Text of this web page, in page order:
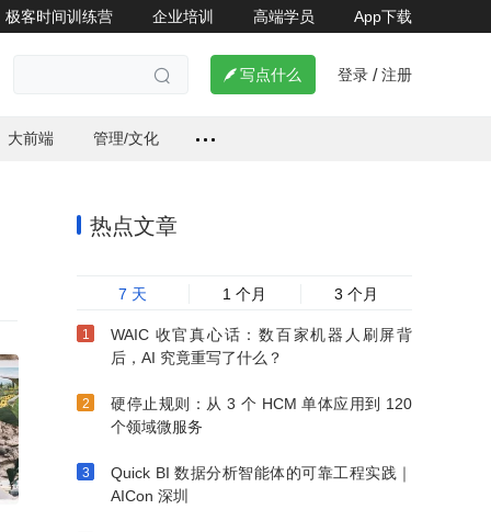
极客时间训练营 企业培训 高端学员 App下载
  写点什么 登录 / 注册
大前端 管理/文化
热点文章
7 天 1 个月 3 个月
WAIC 收官真心话：数百家机器人刷屏背
后，AI 究竟重写了什么？
硬停止规则：从 3 个 HCM 单体应用到 120
个领域微服务
Quick BI 数据分析智能体的可靠工程实践｜
AICon 深圳